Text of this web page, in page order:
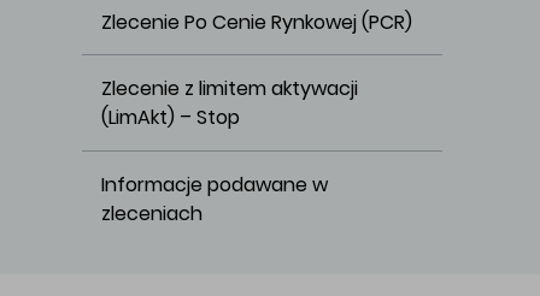
Zlecenie Po Cenie Rynkowej (PCR)
Zlecenie z limitem aktywacji
(LimAkt) – Stop
Informacje podawane w
zleceniach